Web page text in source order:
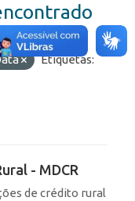
Etiquetas:
- MDCR
de crédito rural